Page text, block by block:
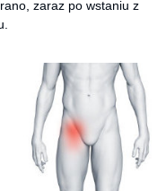
zaraz po wstaniu z